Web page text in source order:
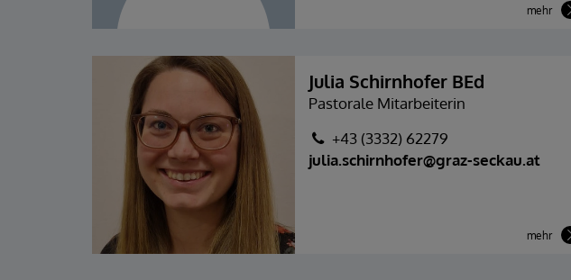
mehr
Julia Schirnhofer BEd
Pastorale Mitarbeiterin
+43 (3332) 62279
julia.schirnhofer@graz-seckau.at
mehr